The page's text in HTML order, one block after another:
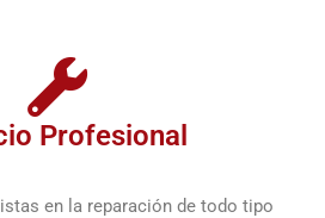
Profesional
en la reparación de todo tipo